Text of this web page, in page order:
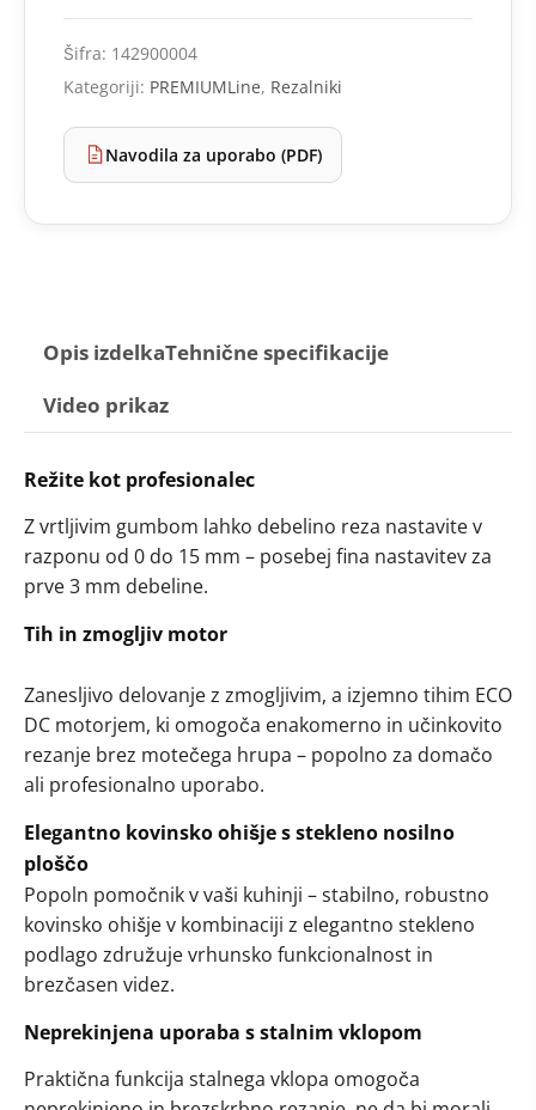
Šifra: 142900004
Kategoriji: PREMIUMLine, Rezalniki
Navodila za uporabo (PDF)
Opis izdelkaTehnične specifikacije
Video prikaz
Režite kot profesionalec
Z vrtljivim gumbom lahko debelino reza nastavite v
razponu od 0 do 15 mm – posebej fina nastavitev za
prve 3 mm debeline.
Tih in zmogljiv motor
Zanesljivo delovanje z zmogljivim, a izjemno tihim ECO
DC motorjem, ki omogoča enakomerno in učinkovito
rezanje brez motečega hrupa – popolno za domačo
ali profesionalno uporabo.
Elegantno kovinsko ohišje s stekleno nosilno
ploščo
Popoln pomočnik v vaši kuhinji – stabilno, robustno
kovinsko ohišje v kombinaciji z elegantno stekleno
podlago združuje vrhunsko funkcionalnost in
brezčasen videz.
Neprekinjena uporaba s stalnim vklopom
Praktična funkcija stalnega vklopa omogoča